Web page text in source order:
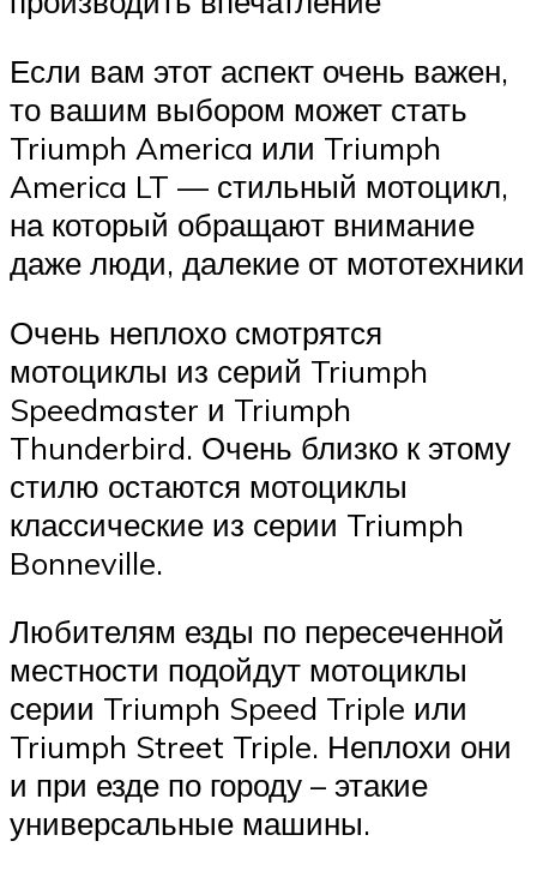
Если вам этот аспект очень важен,
то вашим выбором может стать
Triumph America или Triumph
America LT — стильный мотоцикл,
на который обращают внимание
даже люди, далекие от мототехники
Очень неплохо смотрятся
мотоциклы из серий Triumph
Speedmaster и Triumph
Thunderbird. Очень близко к этому
стилю остаются мотоциклы
классические из серии Triumph
Bonneville.
Любителям езды по пересеченной
местности подойдут мотоциклы
серии Triumph Speed Triple или
Triumph Street Triple. Неплохи они
и при езде по городу – этакие
универсальные машины.